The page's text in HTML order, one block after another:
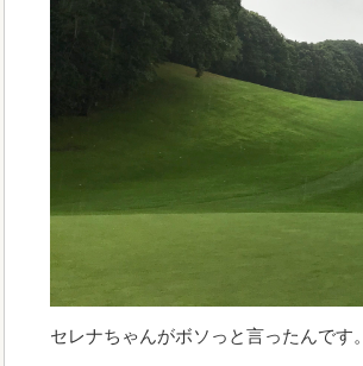
セレナちゃんがボソっと言ったんです。